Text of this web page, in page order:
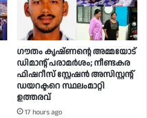
ഗൗതം കൃഷ്ണൻ്റെ അമ്മയോട്
ഡിമാന്റ് പരാമർ‌ശം; നീണ്ടകര
ഫിഷറീസ് സ്റ്റേഷൻ അസിസ്റ്റന്റ്
ഡയറക്ടറെ സ്ഥലംമാറ്റി
ഉത്തരവ്
17 hours ago